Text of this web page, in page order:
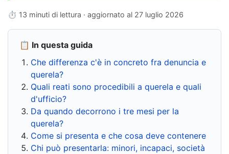
⏱ 13 minuti di lettura · aggiornato al 27 luglio 2026
📋 In questa guida
Che differenza c'è in concreto fra denuncia e
querela?
Quali reati sono procedibili a querela e quali
d'ufficio?
Da quando decorrono i tre mesi per la
querela?
Come si presenta e che cosa deve contenere
Chi può presentarla: minori, incapaci, società